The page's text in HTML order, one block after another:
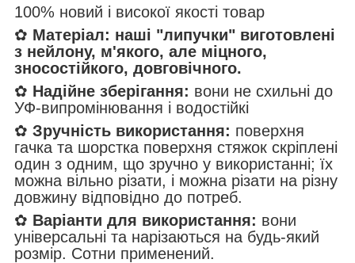
100% новий і високої якості товар
✿ Матеріал: наші "липучки" виготовлені
з нейлону, м'якого, але міцного,
зносостійкого, довговічного.
✿ Надійне зберігання: вони не схильні до
УФ-випромінювання і водостійкі
✿ Зручність використання: поверхня
гачка та шорстка поверхня стяжок скріплені
один з одним, що зручно у використанні; їх
можна вільно різати, і можна різати на різну
довжину відповідно до потреб.
✿ Варіанти для використання: вони
універсальні та нарізаються на будь-який
розмір. Сотни применений.